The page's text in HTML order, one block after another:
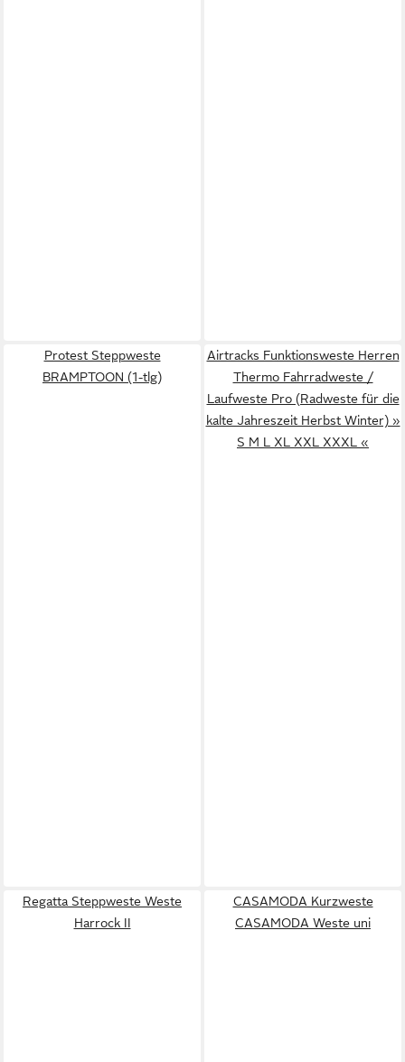
Protest Steppweste
BRAMPTOON (1-tlg)
Airtracks Funktionsweste Herren
Thermo Fahrradweste /
Laufweste Pro (Radweste für die
kalte Jahreszeit Herbst Winter) »
S M L XL XXL XXXL «
Regatta Steppweste Weste
Harrock II
CASAMODA Kurzweste
CASAMODA Weste uni